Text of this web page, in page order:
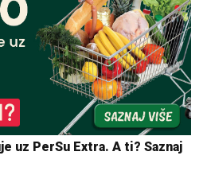
uz PerSu Extra. A ti? Saznaj